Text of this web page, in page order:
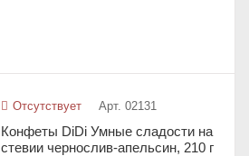
Отсутствует Арт. 02131
Конфеты DiDi Умные сладости на
стевии чернослив-апельсин, 210 г